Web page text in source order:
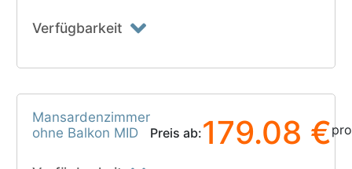
Verfügbarkeit
Mansardenzimmer
ohne Balkon MID
Preis ab:179.08 €